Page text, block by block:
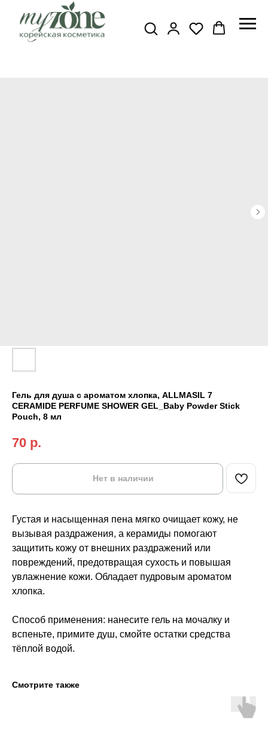
Гель для душа с ароматом хлопка, ALLMASIL 7
CERAMIDE PERFUME SHOWER GEL_Baby Powder Stick
Pouch, 8 мл
70 р.
Нет в наличии
Густая и насыщенная пена мягко очищает кожу, не
вызывая раздражения, а керамиды помогают
защитить кожу от внешних раздражений или
повреждений, предотвращая сухость и повышая
увлажнение кожи. Обладает пудровым ароматом
хлопка.
Способ применения: нанесите гель на мочалку и
вспеньте, примите душ, смойте остатки средства
тёплой водой.
Смотрите также